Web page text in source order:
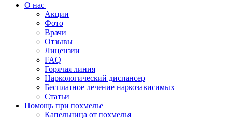
О нас
Акции
Фото
Врачи
Отзывы
Лицензии
FAQ
Горячая линия
Наркологический диспансер
Бесплатное лечение наркозависимых
Статьи
Помощь при похмелье
Капельница от похмелья